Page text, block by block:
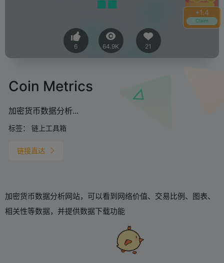
+1.4
Claim
6 64.9K 21
Coin Metrics
加密货币数据分析...
标签： 链上工具箱
链接直达
加密货币数据分析网站，可以看到网络价值、交易比例、图表、
相关性等数据，并提供数据下载功能